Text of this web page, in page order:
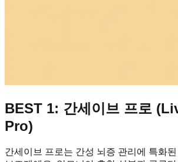
BEST 1: 간세이브 프로
Pro)
간세이브 프로는 간성 뇌증 관리에 특화